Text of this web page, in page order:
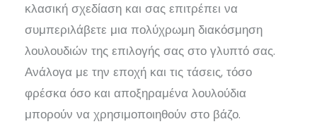
κλασική σχεδίαση και σας επιτρέπει να
συμπεριλάβετε μια πολύχρωμη διακόσμηση
λουλουδιών της επιλογής σας στο γλυπτό σας.
Ανάλογα με την εποχή και τις τάσεις, τόσο
φρέσκα όσο και αποξηραμένα λουλούδια
μπορούν να χρησιμοποιηθούν στο βάζο.